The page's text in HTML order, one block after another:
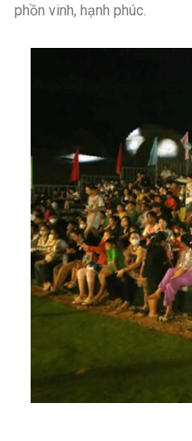
phồn vinh, hạnh phúc.